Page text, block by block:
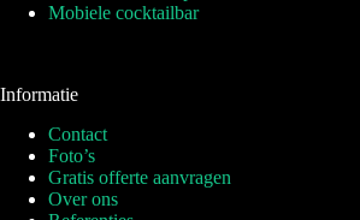
Mobiele cocktailbar
Informatie
Contact
Foto’s
Gratis offerte aanvragen
Over ons